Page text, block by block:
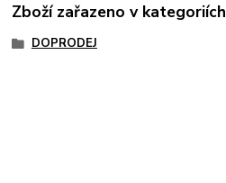
Zboží zařazeno v kategoriích
DOPRODEJ